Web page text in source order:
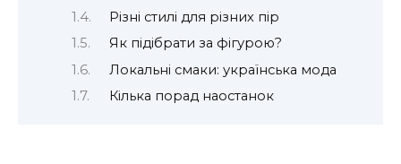
Різні стилі для різних пір
Як підібрати за фігурою?
Локальні смаки: українська мода
Кілька порад наостанок